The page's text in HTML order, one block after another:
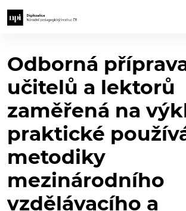
Odborná
učitelů a lektorů
zaměřená na
praktické
metodiky
mezinárodního
vzdělávacího a